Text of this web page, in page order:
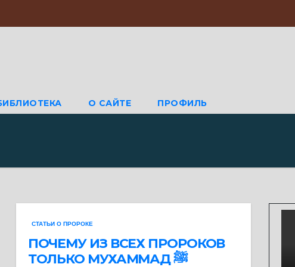
О САЙТЕ ПРОФИЛЬ
СТАТЬИ О ПРОРОКЕ
ПОЧЕМУ ИЗ ВСЕХ ПРОРОКОВ
ТОЛЬКО МУХАММАД ﷺ